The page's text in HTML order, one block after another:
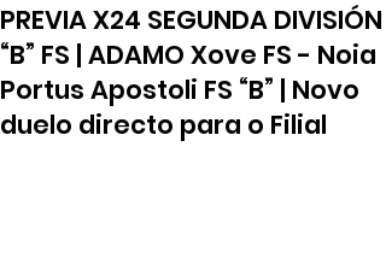
PREVIA X24 SEGUNDA DIVISIÓN
“B” FS | ADAMO Xove FS - Noia
Portus Apostoli FS “B” | Novo
duelo directo para o Filial